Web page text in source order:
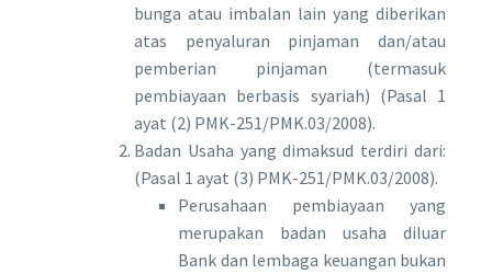
bunga atau imbalan lain yang diberikan
atas penyaluran pinjaman dan/atau
pemberian pinjaman (termasuk
pembiayaan berbasis syariah) (Pasal 1
ayat (2) PMK-251/PMK.03/2008).
Badan Usaha yang dimaksud terdiri dari:
(Pasal 1 ayat (3) PMK-251/PMK.03/2008).
Perusahaan pembiayaan yang
merupakan badan usaha diluar
Bank dan lembaga keuangan bukan